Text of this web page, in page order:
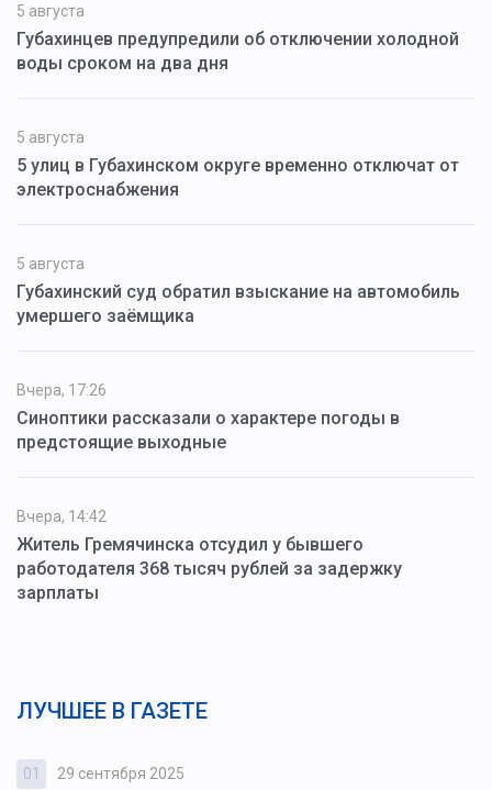
5 августа
Губахинцев предупредили об отключении холодной
воды сроком на два дня
5 августа
5 улиц в Губахинском округе временно отключат от
электроснабжения
5 августа
Губахинский суд обратил взыскание на автомобиль
умершего заёмщика
Вчера, 17:26
Синоптики рассказали о характере погоды в
предстоящие выходные
Вчера, 14:42
Житель Гремячинска отсудил у бывшего
работодателя 368 тысяч рублей за задержку
зарплаты
ЛУЧШЕЕ В ГАЗЕТЕ
01 29 сентября 2025